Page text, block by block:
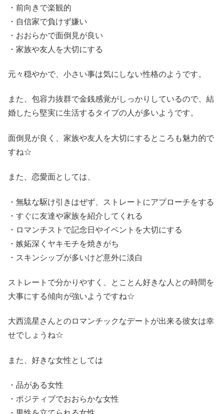
・前向きで楽観的
・自信家で負けず嫌い
・おおらかで面倒見が良い
・家族や友人を大切にする
元々穏やかで、小さい事は気にしない性格のようです。
また、包容力抜群で金銭感覚がしっかりしているので、結
婚したら堅実に生活するタイプの人が多いようです。
面倒見が良く、家族や友人を大切にするところも魅力的で
すね☆
また、恋愛面としては、
・無駄な駆け引きはぜず、ストレートにアプローチをする
・すぐに友達や家族を紹介してくれる
・ロマンチストで記念日やイベントを大切にする
・嫉妬深くヤキモチを焼きがち
・スキンシップが多いけど意外に淡白
ストレートで分かりやすく、とことん好きな人との時間を
大事にする傾向が強いようですね☆
大西流星さんとのロマンチックなデートが出来る彼女は幸
せでしょうね☆
また、好きな女性としては
・品がある女性
・ポジティブでおおらかな女性